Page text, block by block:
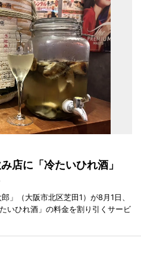
店に「冷たいひれ酒」
」（大阪市北区芝田1）が8月1日、
いひれ酒」の料金を割り引くサービ